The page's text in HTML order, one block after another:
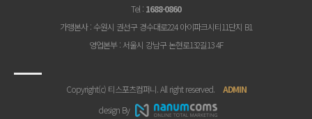
Tel : 1688-0860
가맹본사: 수원시 권선구 경수대로224 아이파크시티11단지 B1
영업본부: 서울시 강남구 논현로132길13 4F
Copyright(c) 티스포츠컴퍼니. All right reserved. ADMIN
design By